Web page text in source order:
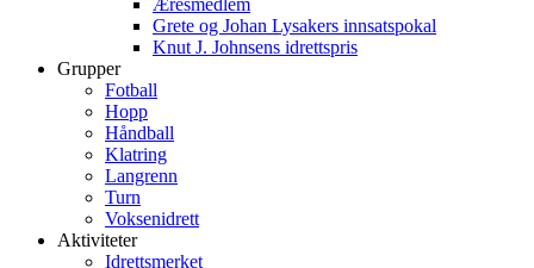
Æresmedlem
Grete og Johan Lysakers innsatspokal
Knut J. Johnsens idrettspris
Grupper
Fotball
Hopp
Håndball
Klatring
Langrenn
Turn
Voksenidrett
Aktiviteter
Idrettsmerket